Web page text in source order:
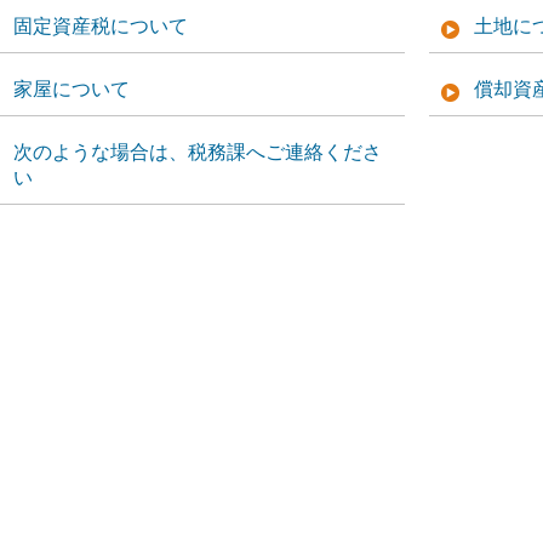
固定資産税について 土地に
家屋について 償却資
次のような場合は、税務課へご連絡くださ
い